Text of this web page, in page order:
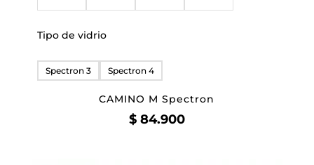
Tipo de vidrio
Spectron 3 Spectron 4
CAMINO M Spectron
$84.900